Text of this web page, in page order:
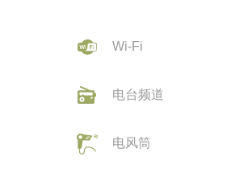
Wi-Fi
电台频道
电风筒